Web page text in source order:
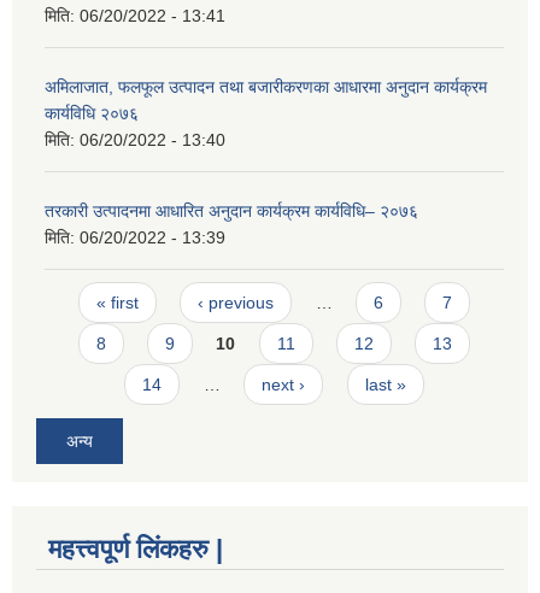
मिति: 06/20/2022 - 13:41
अमिलाजात, फलफूल उत्पादन तथा बजारीकरणका आधारमा अनुदान कार्यक्रम
कार्यविधि २०७६
मिति: 06/20/2022 - 13:40
तरकारी उत्पादनमा आधारित अनुदान कार्यक्रम कार्यविधि– २०७६
मिति: 06/20/2022 - 13:39
Pages
« first ‹ previous … 6 7
8 9 10 11 12 13
14 … next › last »
अन्य
महत्त्वपूर्ण लिंकहरु |